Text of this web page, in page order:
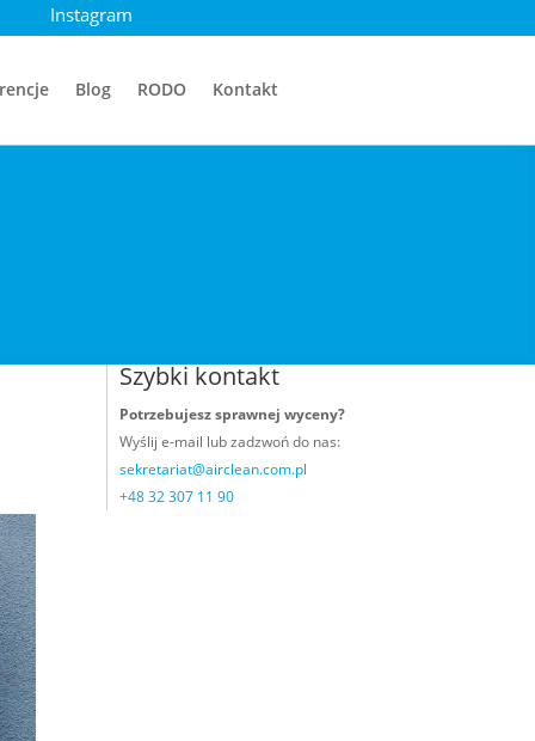
Instagram
Blog RODO Kontakt
Szybki kontakt
Potrzebujesz sprawnej wyceny?
Wyślij e-mail lub zadzwoń do nas:
sekretariat@airclean.com.pl
+48 32 307 11 90